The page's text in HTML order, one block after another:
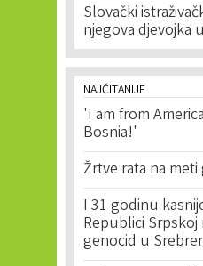
Slovački
njegova djevojka
NAJČITANIJE
'I am from
Bosnia!'
Žrtve rata na
I 31 godinu
Republici Srpskoj
genocid u